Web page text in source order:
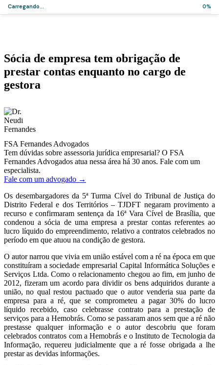
Home>Artigos
enquanto no cargo de gestora
Sócia de empresa tem obrigação de
prestar contas enquanto no cargo de
gestora
Carregando... 0%
FSA Fernandes Advogados
Tem dúvidas sobre assessoria jurídica empresarial? O FSA
Fernandes Advogados atua nessa área há 30 anos. Fale com um
especialista.
Fale com um advogado →
Os desembargadores da 5ª Turma Cível do Tribunal de Justiça do
Distrito Federal e dos Territórios – TJDFT negaram provimento a
recurso e confirmaram sentença da 16ª Vara Cível de Brasília, que
condenou a sócia de uma empresa a prestar contas referentes ao
lucro líquido do empreendimento, relativo a contratos celebrados no
período em que atuou na condição de gestora.
O autor narrou que vivia em união estável com a ré na época em que
constituíram a sociedade empresarial Capital Informática Soluções e
Serviços Ltda. Como o relacionamento chegou ao fim, em junho de
2012, fizeram um acordo para dividir os bens adquiridos durante a
união, no qual restou pactuado que o autor venderia sua parte da
empresa para a ré, que se comprometeu a pagar 30% do lucro
líquido recebido, caso celebrasse contrato para a prestação de
serviços para a Hemobrás. Como se passaram anos sem que a ré não
prestasse qualquer informação e o autor descobriu que foram
celebrados contratos com a Hemobrás e o Instituto de Tecnologia da
Informação, requereu judicialmente que a ré fosse obrigada a lhe
prestar as devidas informações.